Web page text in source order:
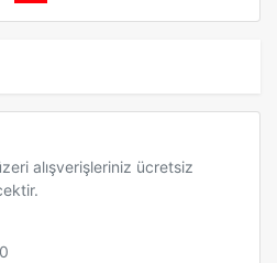
alışverişleriniz ücretsiz